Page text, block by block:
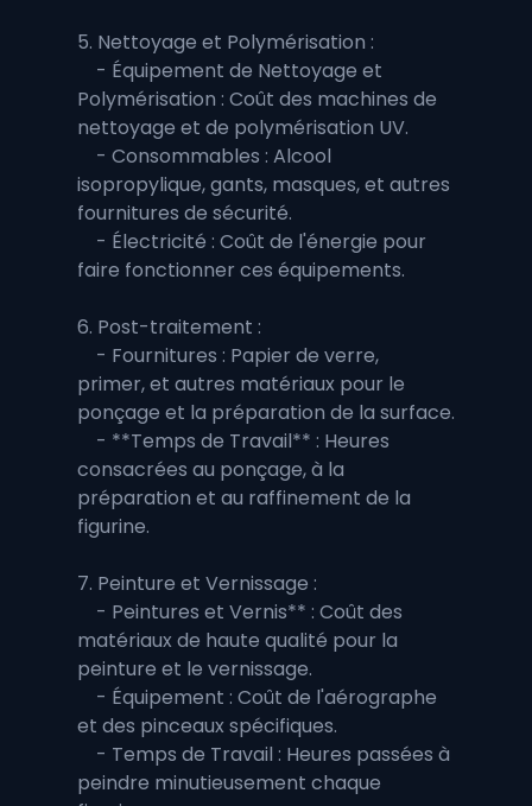
5. Nettoyage et Polymérisation :
Polymérisation : Coût des machines de
nettoyage et de polymérisation UV.
isopropylique, gants, masques, et autres
fournitures de sécurité.
faire fonctionner ces équipements.
6. Post-traitement :
primer, et autres matériaux pour le
ponçage et la préparation de la surface.
consacrées au ponçage, à la
préparation et au raffinement de la
figurine.
7. Peinture et Vernissage :
matériaux de haute qualité pour la
peinture et le vernissage.
et des pinceaux spécifiques.
peindre minutieusement chaque